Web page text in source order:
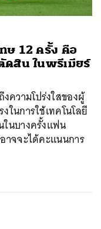
ษ 12 ครั้ง คือ
ดสิน ในพรีเมียร์
ความโปร่งใสของผู้
นการใช้เทคโนโลยี
นบางครั้งแฟน
าจจะได้คะแนนการ